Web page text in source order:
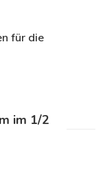
für die
im 1/2